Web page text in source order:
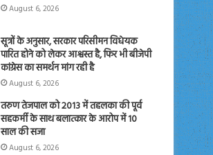
August 6, 2026
सूत्रों के अनुसार, सरकार परिसीमन विधेयक
पारित होने को लेकर आश्वस्त है, फिर भी बीजेपी
कांग्रेस का समर्थन मांग रही है
August 6, 2026
तरुण तेजपाल को 2013 में तहलका की पूर्व
सहकर्मी के साथ बलात्कार के आरोप में 10
साल की सजा
August 6, 2026